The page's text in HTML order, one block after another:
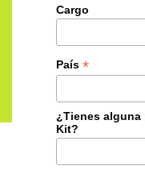
Cargo
País *
¿Tienes alguna
Kit?